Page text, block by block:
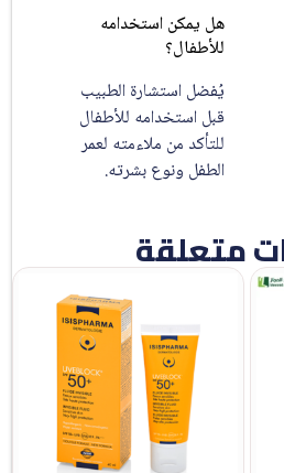
هل يمكن استخدامه
للأطفال؟
يُفضل استشارة الطبيب
قبل استخدامه للأطفال
للتأكد من ملاءمته لعمر
الطفل ونوع بشرته.
متعلقة